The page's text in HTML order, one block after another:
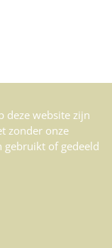
deze website zijn
zonder onze
of gedeeld